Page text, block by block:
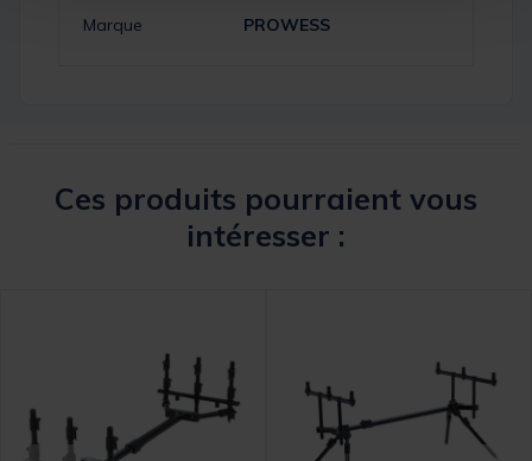
Marque
PROWESS
Ces produits pourraient vous
intéresser :